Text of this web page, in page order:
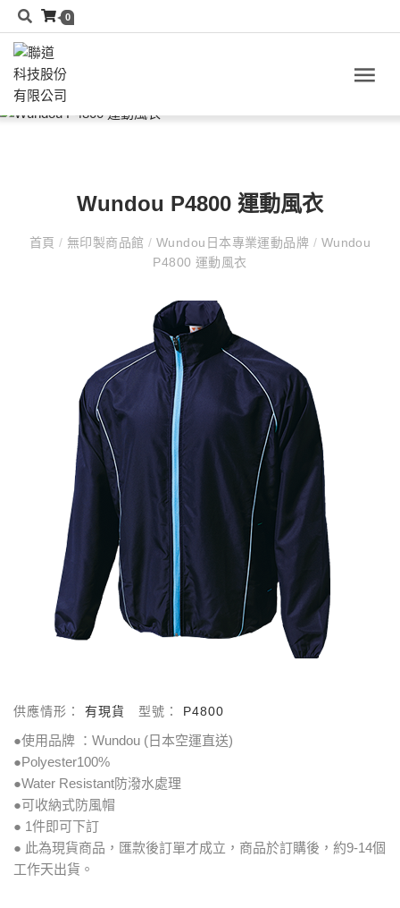
0
Wundou P4800 運動風衣
首頁/ 無印製商品館/ Wundou日本專業運動品牌 / Wundou
P4800 運動風衣
供應情形： 有現貨 型號： P4800
●使用品牌 ：Wundou (日本空運直送)
●Polyester100%
●Water Resistant防潑水處理
●可收納式防風帽
● 1件即可下訂
● 此為現貨商品，匯款後訂單才成立，商品於訂購後，約9-14個
工作天出貨。